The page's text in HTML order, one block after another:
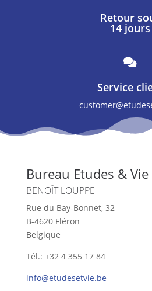
Retour
14 jours

Service
Bureau Etudes & Vie
BENOÎT LOUPPE
Rue du Bay-Bonnet, 32
B-4620 Fléron
Belgique
Tél.: +32 4 355 17 84
info@etudesetvie.be